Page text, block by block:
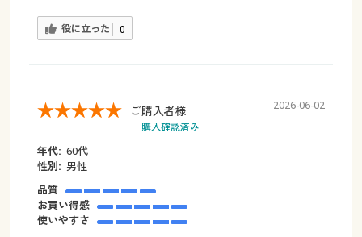
役に立った 0
ご購入者様
購入確認済み
2026-06-02
年代: 60代
性別: 男性
品質
お買い得感
使いやすさ